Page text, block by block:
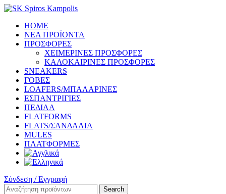
HOME
ΝΕΑ ΠΡΟΪΟΝΤΑ
ΠΡΟΣΦΟΡΕΣ
ΧΕΙΜΕΡΙΝΕΣ ΠΡΟΣΦΟΡΕΣ
ΚΑΛΟΚΑΙΡΙΝΕΣ ΠΡΟΣΦΟΡΕΣ
SNEAKERS
ΓΟΒΕΣ
LOAFERS/ΜΠΑΛΑΡΙΝΕΣ
ΕΣΠΑΝΤΡΙΓΙΕΣ
ΠΕΔΙΛΑ
FLATFORMS
FLATS/ΣΑΝΔΑΛΙΑ
MULES
ΠΛΑΤΦΟΡΜΕΣ
Σύνδεση / Εγγραφή
Search